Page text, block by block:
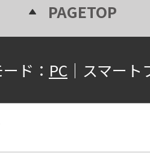
PAGETOP
ド： PC ｜ スマート